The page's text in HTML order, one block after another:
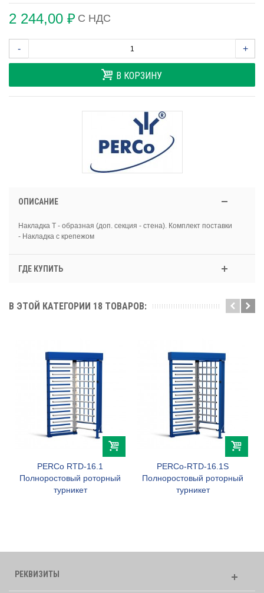
2 244,00 ₽ С НДС
- +
В КОРЗИНУ
ОПИСАНИЕ
Накладка Т - образная (доп. секция - стена). Комплект поставки
- Накладка с крепежом
ГДЕ КУПИТЬ
В ЭТОЙ КАТЕГОРИИ 18 ТОВАРОВ:
PERCo RTD-16.1
Полноростовый роторный
турникет
PERCo-RTD-16.1S
Полноростовый роторный
турникет
РЕКВИЗИТЫ